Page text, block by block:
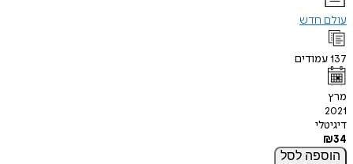
עולם חדש
137עמודים
מרץ
2021
דיגיטלי
₪34
הוספה לסל